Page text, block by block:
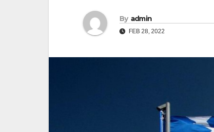
By admin
FEB 28, 2022